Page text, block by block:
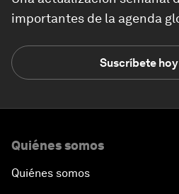
importantes de la agenda
Suscríbete hoy
Quiénes somos
Quiénes somos